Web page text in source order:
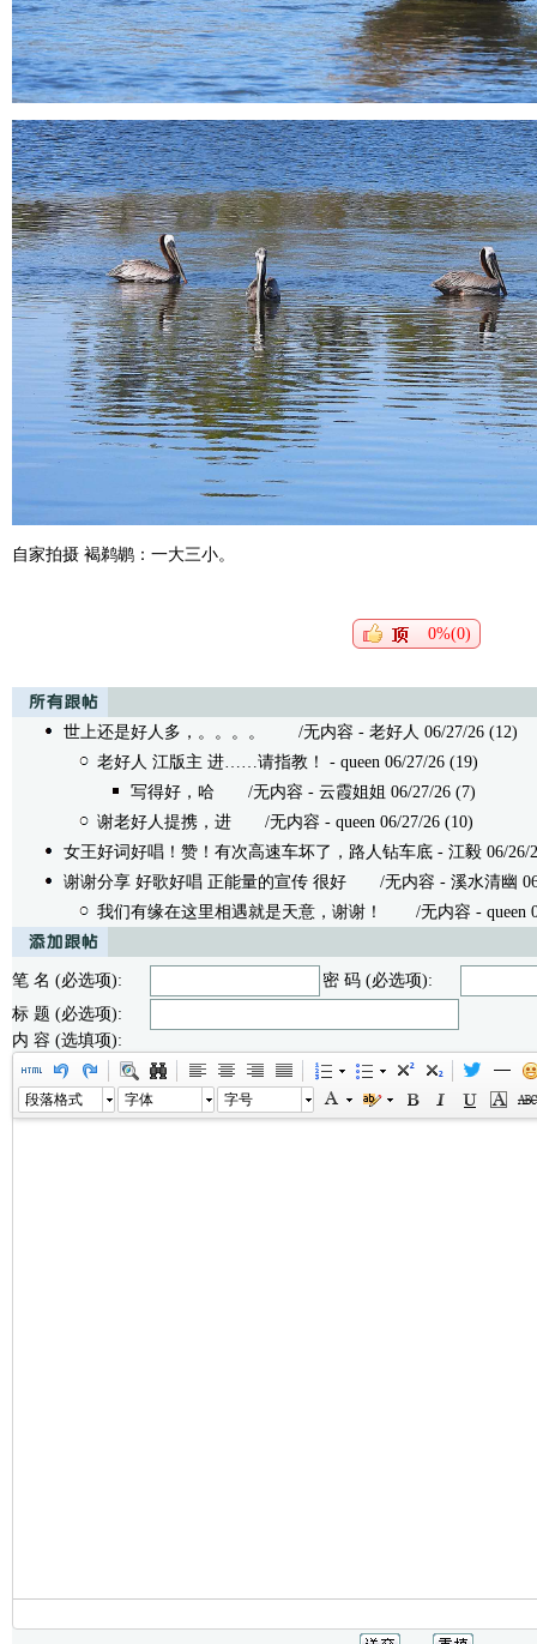
自家拍摄 褐鹈鹕：一大三小。
0%(0)
世上还是好人多，。。。。
/无内容 - 老好人 06/27/26 (12)
老好人 江版主 进……请指教！
- queen 06/27/26 (19)
写得好，哈 /无内容 - 云霞姐姐 06/27/26 (7)
谢老好人提携，进 /无内容 - queen 06/27/26 (10)
女王好词好唱！赞！有次高速车坏了，路人钻车底 - 江毅 06/26/
谢谢分享 好歌好唱 正能量的宣传 很好 /无内容 - 溪水清幽
我们有缘在这里相遇就是天意，谢谢！
/无内容 - queen
笔 名 (必选项):
密 码 (必选项):
标 题 (必选项):
内 容 (选填项):
段落格式 字体 字号